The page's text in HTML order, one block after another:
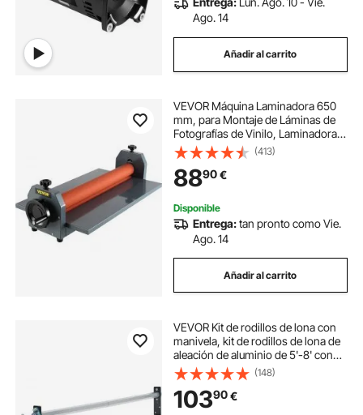
Ago. 14
Añadir al carrito
VEVOR Máquina Laminadora 650
mm, para Montaje de Láminas de
Fotografías de Vinilo, Laminadora
con Rodillo en Frío Manual 647,7
mm Laminadora en Frío Espesor de
25 mm Rodillos de Goma Rojo
(413)
8890€
Disponible
Entrega:tan pronto como Vie.
Ago. 14
Añadir al carrito
VEVOR Kit de rodillos de lona con
manivela, kit de rodillos de lona de
aleación de aluminio de 5'-8' con
mango envuelto en esponja de 7"
para camiones volquete, remolques
(148)
10390€